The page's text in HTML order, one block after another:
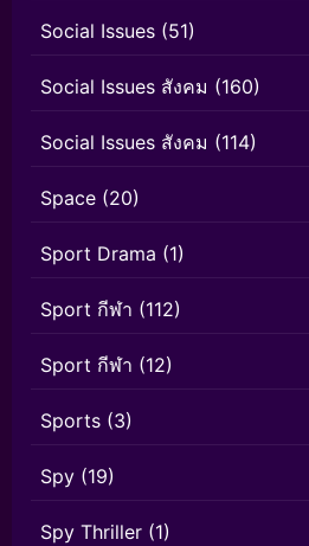
Social Issues (51)
Social Issues สังคม (160)
Social Issues สังคม (114)
Space (20)
Sport Drama (1)
Sport กีฬา (112)
Sport กีฬา (12)
Sports (3)
Spy (19)
Spy Thriller (1)